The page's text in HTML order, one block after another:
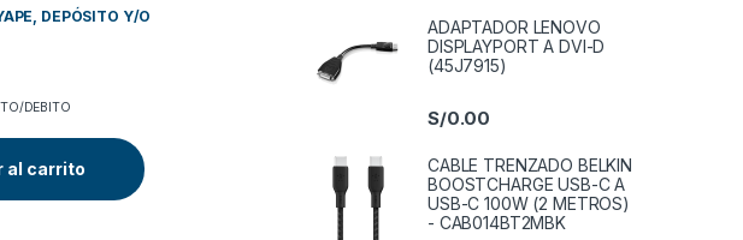
DEPÓSITO Y/O
DEBITO
6020/6022, Workcentre 6025/6027 (2000 Pags) quantity
al carrito
ADAPTADOR LENOVO
DISPLAYPORT A DVI-D
(45J7915)
S/0.00
CABLE TRENZADO BELKIN
BOOSTCHARGE USB-C A
USB-C 100W (2 METROS)
- CAB014BT2MBK